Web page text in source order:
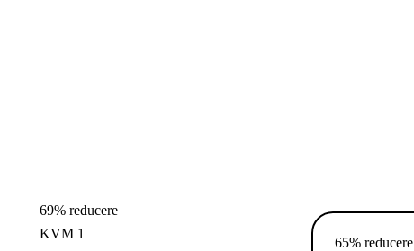
69% reducere
KVM 1
65% reducere